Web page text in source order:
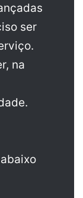
ser
na